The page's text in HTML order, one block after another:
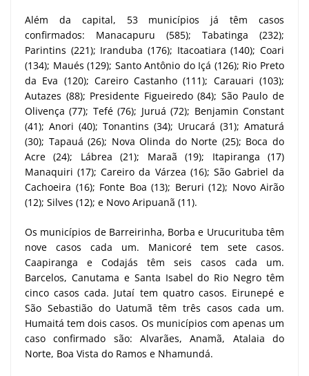
Além da capital, 53 municípios já têm casos
confirmados: Manacapuru (585); Tabatinga (232);
Parintins (221); Iranduba (176); Itacoatiara (140); Coari
(134); Maués (129); Santo Antônio do Içá (126); Rio Preto
da Eva (120); Careiro Castanho (111); Carauari (103);
Autazes (88); Presidente Figueiredo (84); São Paulo de
Olivença (77); Tefé (76); Juruá (72); Benjamin Constant
(41); Anori (40); Tonantins (34); Urucará (31); Amaturá
(30); Tapauá (26); Nova Olinda do Norte (25); Boca do
Acre (24); Lábrea (21); Maraã (19); Itapiranga (17)
Manaquiri (17); Careiro da Várzea (16); São Gabriel da
Cachoeira (16); Fonte Boa (13); Beruri (12); Novo Airão
(12); Silves (12); e Novo Aripuanã (11).
Os municípios de Barreirinha, Borba e Urucurituba têm
nove casos cada um. Manicoré tem sete casos.
Caapiranga e Codajás têm seis casos cada um.
Barcelos, Canutama e Santa Isabel do Rio Negro têm
cinco casos cada. Jutaí tem quatro casos. Eirunepé e
São Sebastião do Uatumã têm três casos cada um.
Humaitá tem dois casos. Os municípios com apenas um
caso confirmado são: Alvarães, Anamã, Atalaia do
Norte, Boa Vista do Ramos e Nhamundá.